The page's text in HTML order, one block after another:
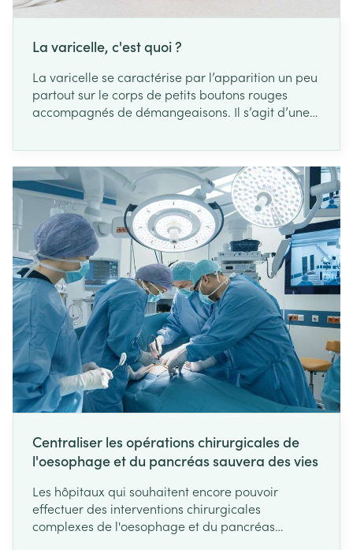
La varicelle, c'est quoi ?
La varicelle se caractérise par l’apparition un peu
partout sur le corps de petits boutons rouges
accompagnés de démangeaisons. Il s’agit d’une
varicelle-zona, que pratiquement tout le monde
contracte dans ses premières années de vie ; c’est
typiquement une maladie d’enfance.
Centraliser les opérations chirurgicales de
l'oesophage et du pancréas sauvera des vies
Les hôpitaux qui souhaitent encore pouvoir
effectuer des interventions chirurgicales
complexes de l'oesophage et du pancréas